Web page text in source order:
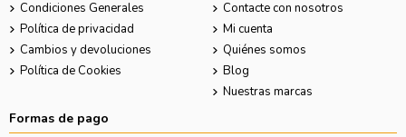
Condiciones Generales
Política de privacidad
Cambios y devoluciones
Política de Cookies
Contacte con nosotros
Mi cuenta
Quiénes somos
Blog
Nuestras marcas
Formas de pago